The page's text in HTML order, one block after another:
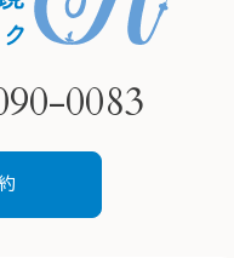
れる場合は組織を採
る除菌治療でリスク
0083